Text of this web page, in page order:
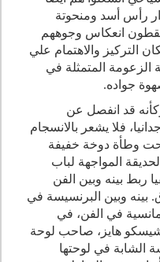
رأس أسد ومنحوتة
انعكاس وجوههم
التركيز والاهتمام علي
الزعومة المتمثلة في
جواده.
قد انفصل عن
فلا يشعر بالانسجام
وطأة دوخة خفيفة
المواجهة لباب
ربط بينه وبين الفن
بينه وبين البرنسيسة في
في الفن، في
هايز، صاحب لوحة
الشابة في لوحتها